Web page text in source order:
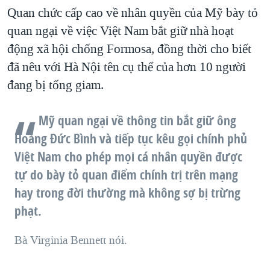
THỂ THAO
GIÁO DỤC
GROUND ZERO – XƯA VÀ NAY
CHI PHÍ CHIẾN TRANH AFGHANISTAN
CÁC GIÁ TRỊ CỘNG HÒA Ở VIỆT NAM
THƯỢNG ĐỈNH TRUMP-KIM TẠI VIỆT NAM
TRỊNH VĨNH BÌNH VS. CHÍNH PHỦ VIỆT NAM
NGƯ DÂN VIỆT VÀ LÀN SÓNG TRỘM HẢI SÂM
BÊN KIA QUỐC LỘ: TIẾNG VỌNG TỪ NÔNG THÔN MỸ
QUAN HỆ VIỆT MỸ
Quan chức cấp cao về nhân quyền của Mỹ bày tỏ
quan ngại về việc Việt Nam bắt giữ nhà hoạt
động xã hội chống Formosa, đồng thời cho biết
đã nêu với Hà Nội tên cụ thể của hơn 10 người
đang bị tống giam.
Mỹ quan ngại về thông tin bắt giữ ông
Hoàng Đức Bình và tiếp tục kêu gọi chính phủ
Việt Nam cho phép mọi cá nhân quyền được
tự do bày tỏ quan điểm chính trị trên mạng
hay trong đời thường mà không sợ bị trừng
phạt.
Bà Virginia Bennett nói.